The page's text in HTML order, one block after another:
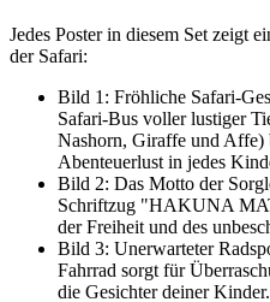
Jedes Poster in diesem Set zeigt
der Safari:
Bild 1: Fröhliche Safari-
Safari-Bus voller lustiger
Nashorn, Giraffe und Affe)
Abenteuerlust in jedes
Bild 2: Das Motto der
Schriftzug "HAKUNA
der Freiheit und des
Bild 3: Unerwarteter
Fahrrad sorgt für
die Gesichter deiner Kinder.